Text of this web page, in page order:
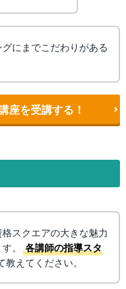
にまでこだわりがある
座を受講する！
スクエアの大きな魅力
。
各講師の指導スタ
教えてください。